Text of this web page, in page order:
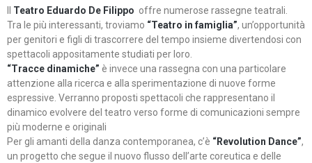
Teatro Eduardo De Filippo offre numerose rassegne teatrali.
Tra le più interessanti, troviamo “Teatro in famiglia”, un’opportunità
per genitori e figli di trascorrere del tempo insieme divertendosi con
spettacoli appositamente studiati per loro.
“Tracce dinamiche” è invece una rassegna con una particolare
attenzione alla ricerca e alla sperimentazione di nuove forme
espressive. Verranno proposti spettacoli che rappresentano il
dinamico evolvere del teatro verso forme di comunicazioni sempre
più moderne e originali
Per gli amanti della danza contemporanea, c’è “Revolution Dance”,
un progetto che segue il nuovo flusso dell’arte coreutica e delle